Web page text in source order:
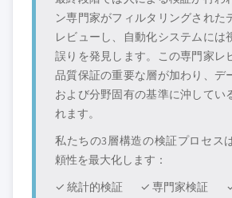
ン専門家がフィルタリングされた
レビューし、自動化システムには
誤りを発見します。この専門家レ
品質保証の重要な層が加わり、デ
および分野固有の基準に沖してい
れます。
私たちの3層構造の検証プロセス
頼性を最大化します：
✓ 統計的検証
✓ 専門家検証